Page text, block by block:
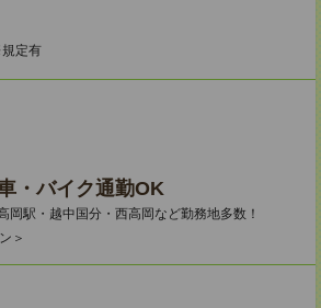
定有
・バイク通勤OK
岡駅・越中国分・西高岡など勤務地多数！
＞